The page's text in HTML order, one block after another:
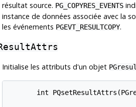
résultat source. PG_COPYRES_EVENTS
instance de données associée avec la
les événements PGEVT_RESULTCOPY.
Initialise les attributs d'un objet
int